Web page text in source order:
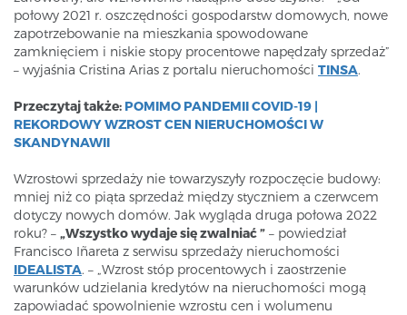
połowy 2021 r. oszczędności gospodarstw domowych, nowe
zapotrzebowanie na mieszkania spowodowane
zamknięciem i niskie stopy procentowe napędzały sprzedaż”
– wyjaśnia Cristina Arias z portalu nieruchomości TINSA.
Przeczytaj także: POMIMO PANDEMII COVID-19 |
REKORDOWY WZROST CEN NIERUCHOMOŚCI W
SKANDYNAWII
Wzrostowi sprzedaży nie towarzyszyły rozpoczęcie budowy:
mniej niż co piąta sprzedaż między styczniem a czerwcem
dotyczy nowych domów. Jak wygląda druga połowa 2022
roku? – „Wszystko wydaje się zwalniać ” – powiedział
Francisco Iñareta z serwisu sprzedaży nieruchomości
IDEALISTA. – „Wzrost stóp procentowych i zaostrzenie
warunków udzielania kredytów na nieruchomości mogą
zapowiadać spowolnienie wzrostu cen i wolumenu